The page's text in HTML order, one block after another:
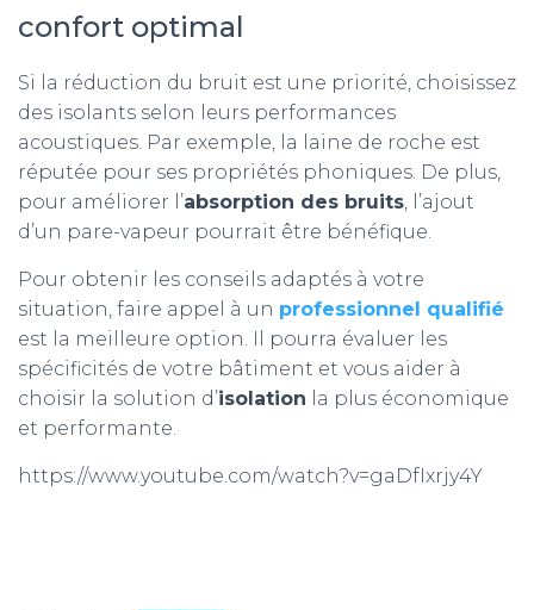
confort optimal
Si la réduction du bruit est une priorité, choisissez
des isolants selon leurs performances
acoustiques. Par exemple, la laine de roche est
réputée pour ses propriétés phoniques. De plus,
pour améliorer l’absorption des bruits, l’ajout
d’un pare-vapeur pourrait être bénéfique.
Pour obtenir les conseils adaptés à votre
situation, faire appel à un professionnel qualifié
est la meilleure option. Il pourra évaluer les
spécificités de votre bâtiment et vous aider à
choisir la solution d’isolation la plus économique
et performante.
https://www.youtube.com/watch?v=gaDfIxrjy4Y